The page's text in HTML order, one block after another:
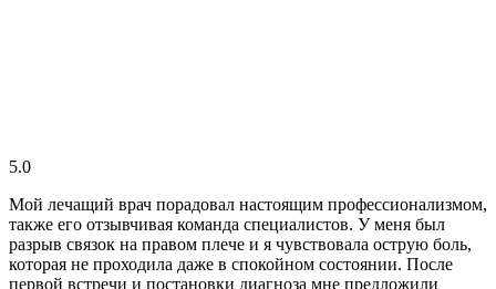
5.0
Мой лечащий врач порадовал настоящим профессионализмом,
также его отзывчивая команда специалистов. У меня был
разрыв связок на правом плече и я чувствовала острую боль,
которая не проходила даже в спокойном состоянии. После
первой встречи и постановки диагноза мне предложили